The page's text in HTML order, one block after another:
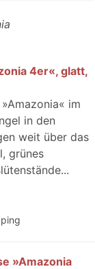
4er«, glatt,
im
in den
weit über das
grünes
»Amazonia